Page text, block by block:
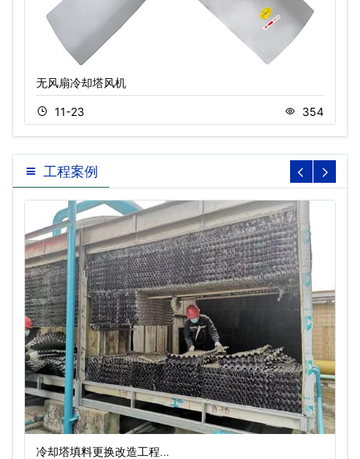
无风扇冷却塔风机
11-23 354
工程案例
冷却塔填料更换改造工程…